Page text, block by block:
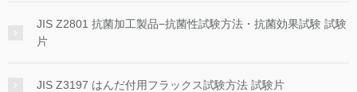
JIS Z2801 抗菌加工製品−抗菌性試験方法・抗菌効果試験 試験
片
JIS Z3197 はんだ付用フラックス試験方法 試験片